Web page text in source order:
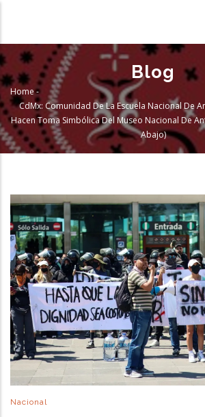
main
content
Blog
Breadcrumb
Home -
CdMx: Comunidad De La Escuela Nacional De
Hacen Toma Simbólica Del Museo Nacional De
Abajo)
Nacional